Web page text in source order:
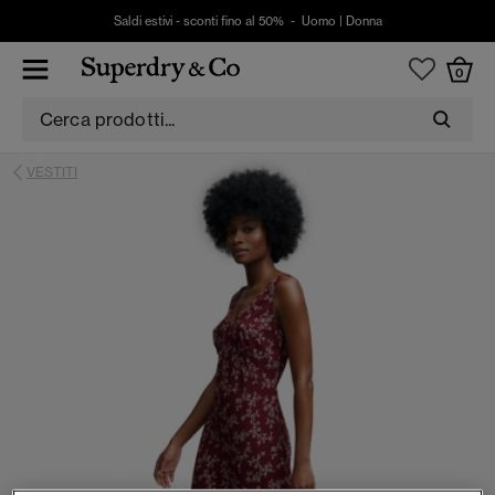
Saldi estivi - sconti fino al 50% - Uomo Donna
0
VESTITI